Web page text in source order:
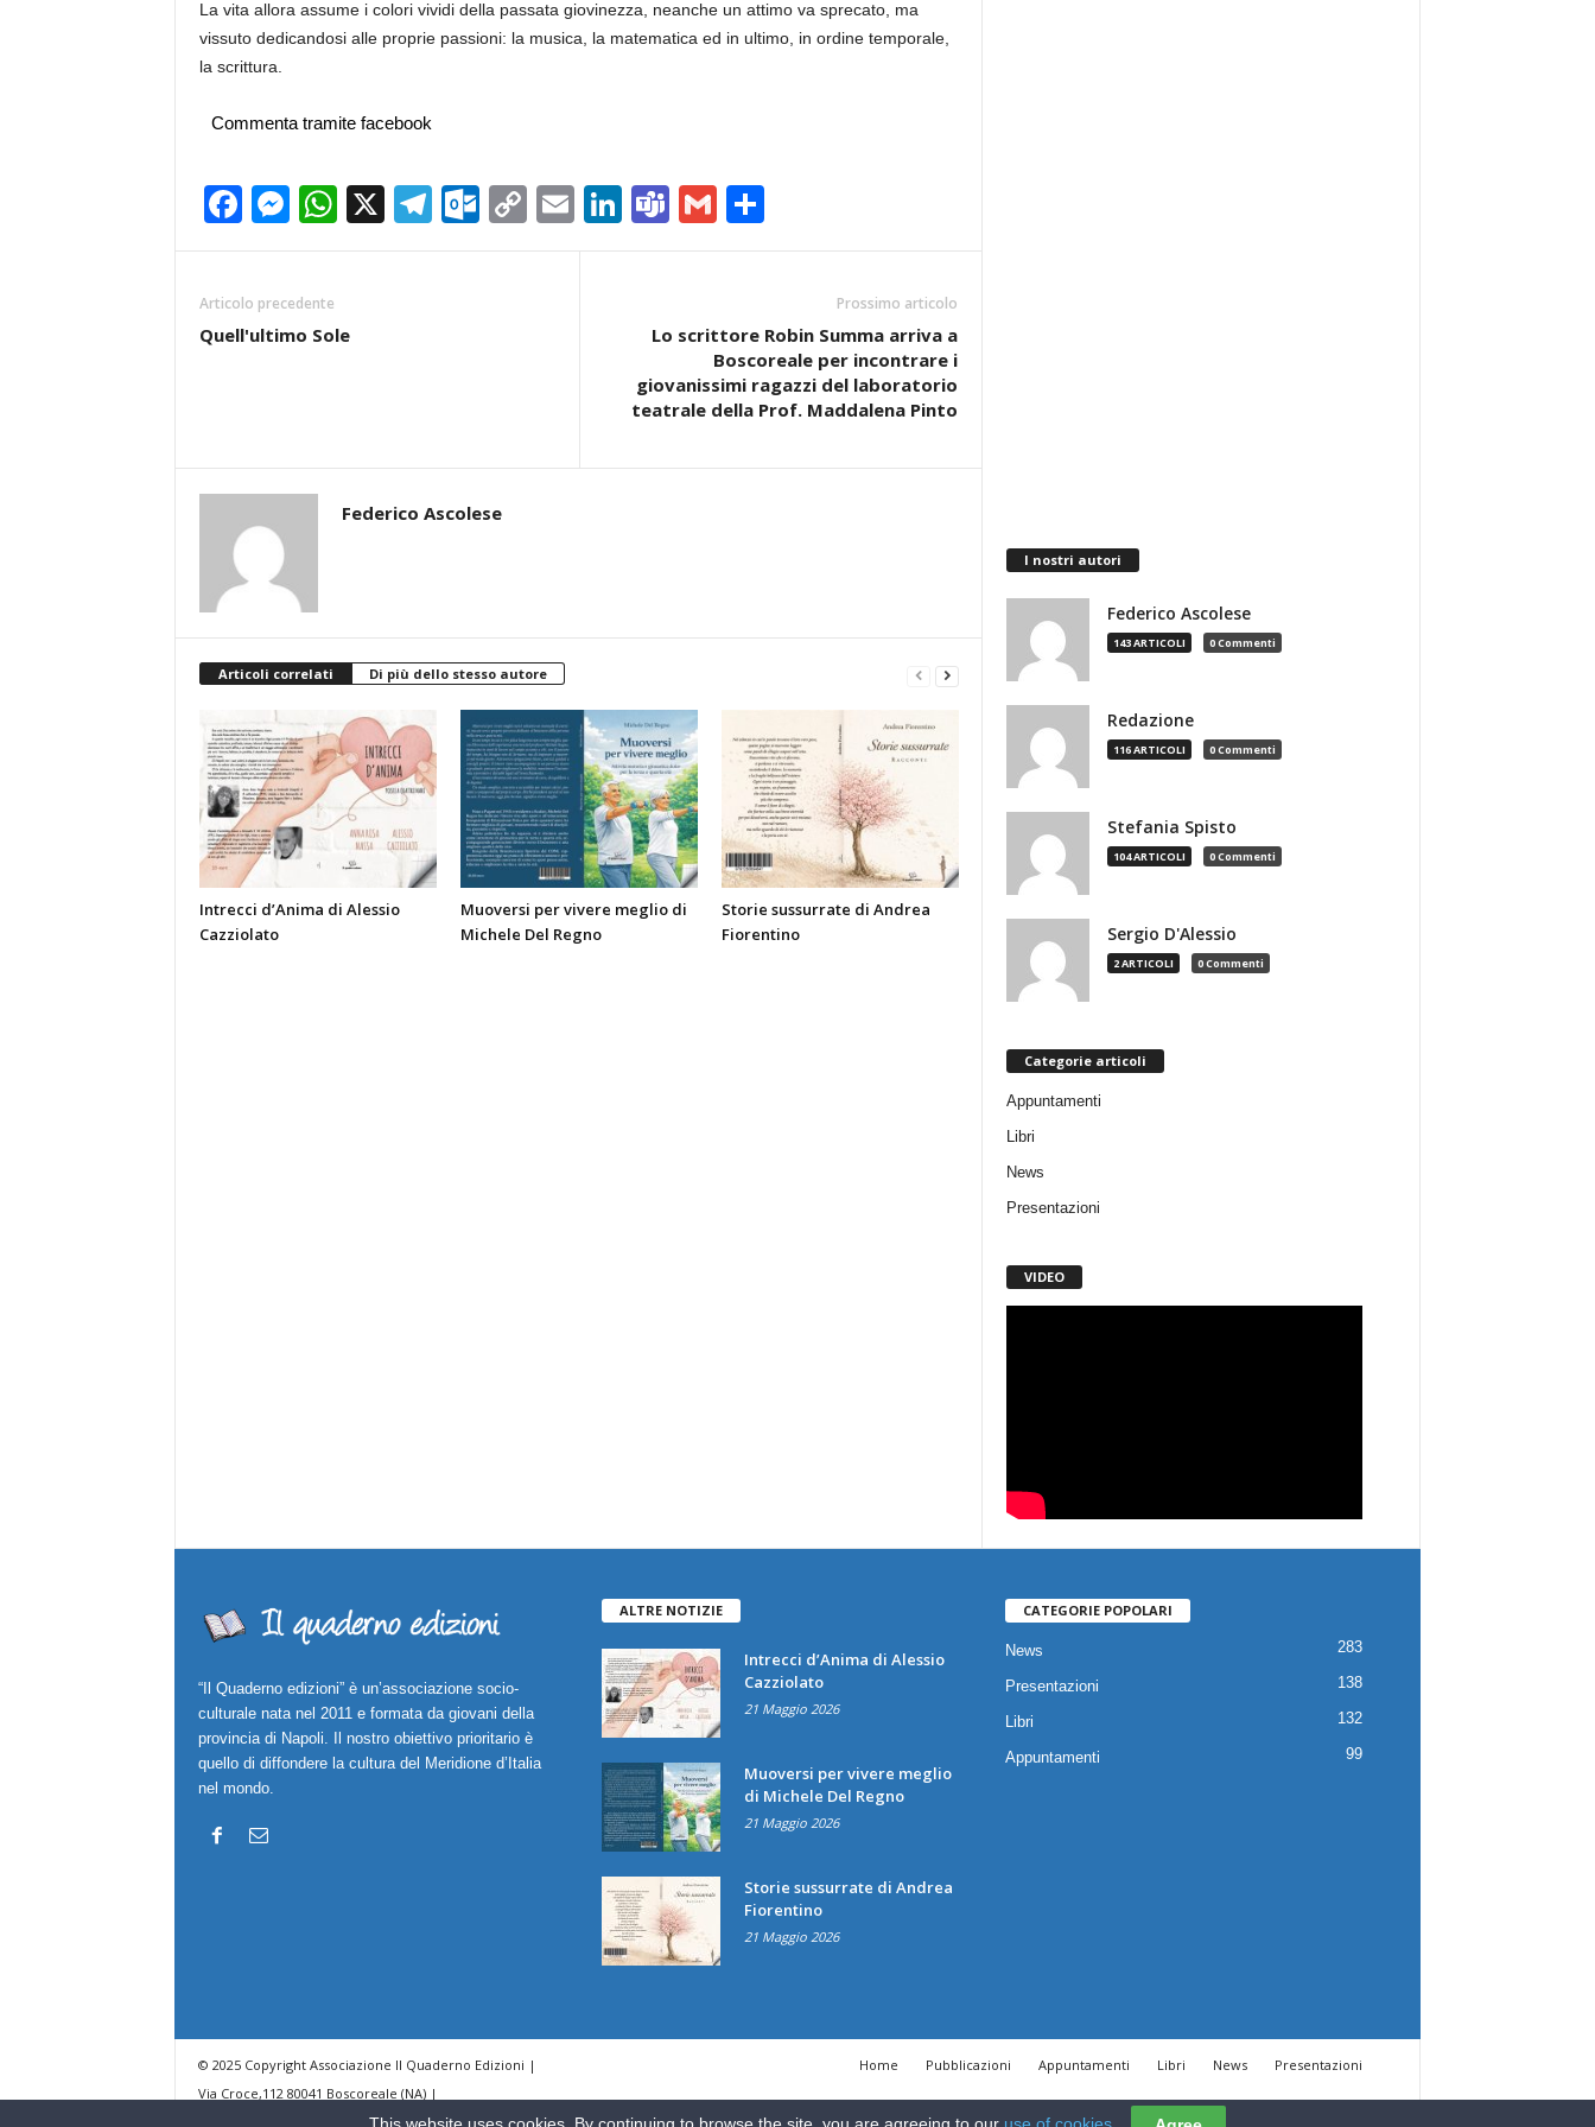
La vita allora assume i colori vividi della passata giovinezza, neanche un attimo va sprecato, ma
vissuto dedicandosi alle proprie passioni: la musica, la matematica ed in ultimo, in ordine temporale,
la scrittura.
Commenta tramite facebook
Facebook
Messenger
WhatsApp
X Telegram
Outlook.com
Copy
Link
EmailLinkedIn
TeamsGmail
Articolo precedente
Quell'ultimo Sole
Prossimo articolo
Lo scrittore Robin Summa arriva a
Boscoreale per incontrare i
giovanissimi ragazzi del laboratorio
teatrale della Prof. Maddalena Pinto
Federico Ascolese
Articoli correlati Di più dello stesso autore
Intrecci d’Anima di Alessio
Cazziolato
Muoversi per vivere meglio di
Michele Del Regno
Storie sussurrate di Andrea
Fiorentino
I nostri autori
Federico Ascolese
143 ARTICOLI 0 Commenti
Redazione
116 ARTICOLI 0 Commenti
Stefania Spisto
104 ARTICOLI 0 Commenti
Sergio D'Alessio
2 ARTICOLI 0 Commenti
Categorie articoli
Appuntamenti
Libri
News
Presentazioni
VIDEO
“Il Quaderno edizioni” è un’associazione socio-
culturale nata nel 2011 e formata da giovani della
provincia di Napoli. Il nostro obiettivo prioritario è
quello di diffondere la cultura del Meridione d’Italia
nel mondo.
ALTRE NOTIZIE
Intrecci d’Anima di Alessio
Cazziolato
21 Maggio 2026
Muoversi per vivere meglio
di Michele Del Regno
21 Maggio 2026
Storie sussurrate di Andrea
Fiorentino
21 Maggio 2026
CATEGORIE POPOLARI
News 283
Presentazioni 138
Libri 132
Appuntamenti 99
© 2025 Copyright Associazione Il Quaderno Edizioni |
Via Croce,112 80041 Boscoreale (NA) |
ilquadernoedizioni@libero.it
Home Pubblicazioni Appuntamenti Libri News Presentazioni
This website uses cookies. By continuing to browse the site, you are agreeing to our use of cookies